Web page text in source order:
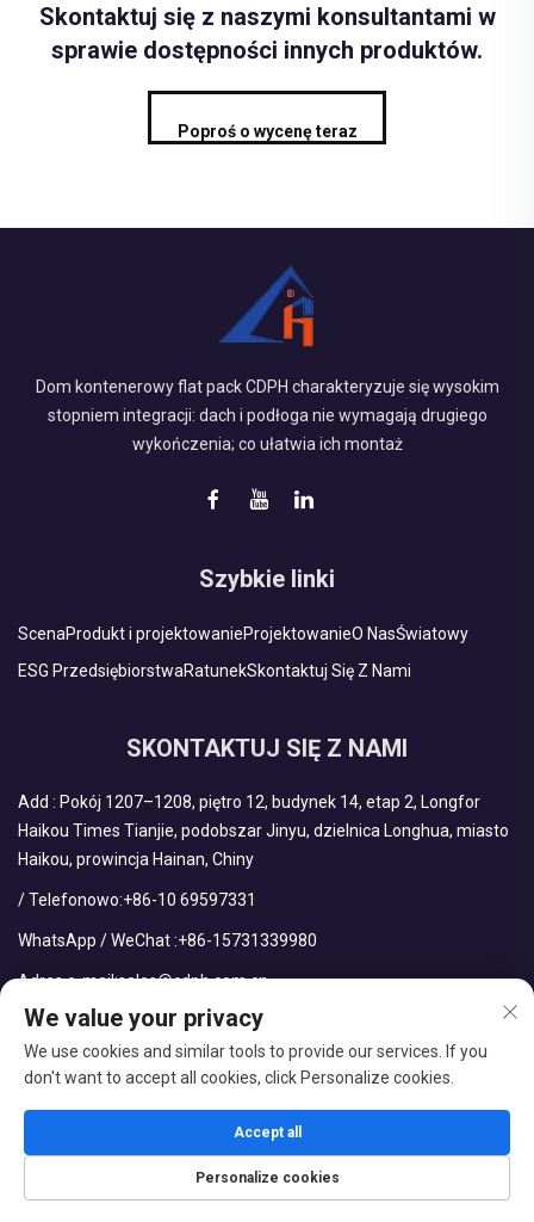
Skontaktuj się z naszymi konsultantami w
sprawie dostępności innych produktów.
Poproś o wycenę teraz
Dom kontenerowy flat pack CDPH charakteryzuje się wysokim
stopniem integracji: dach i podłoga nie wymagają drugiego
wykończenia; co ułatwia ich montaż
Szybkie linki
ScenaProdukt i projektowanieProjektowanieO NasŚwiatowy
ESG PrzedsiębiorstwaRatunekSkontaktuj Się Z Nami
SKONTAKTUJ SIĘ Z NAMI
Add : Pokój 1207–1208, piętro 12, budynek 14, etap 2, Longfor
Haikou Times Tianjie, podobszar Jinyu, dzielnica Longhua, miasto
Haikou, prowincja Hainan, Chiny
/ Telefonowo:+86-10 69597331
WhatsApp / WeChat :+86-15731339980
Adres e-mail:sales@cdph.com.cn
prawa zastrzeżone.
Polityka prywatności
We value your privacy
We use cookies and similar tools to provide our services. If you
don't want to accept all cookies, click Personalize cookies.
Personalize cookies
Accept all